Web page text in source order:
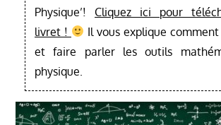
Physique’! Cliquez ici pour
livret !
Il vous explique
et faire parler les outils
physique.